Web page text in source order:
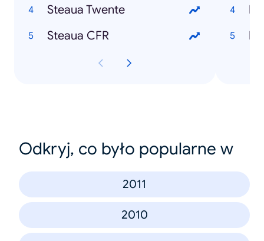
Steaua Twente
Steaua CFR
Odkryj, co było popularne w
2011
2010